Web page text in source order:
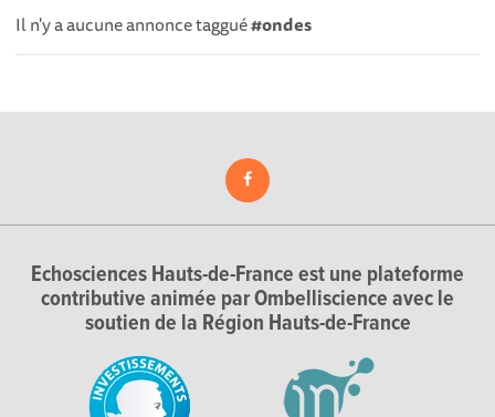
Il n'y a aucune annonce taggué#ondes
Echosciences Hauts-de-France est une plateforme
contributive animée par Ombelliscience avec le
soutien de la Région Hauts-de-France